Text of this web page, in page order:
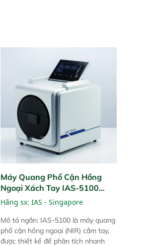
Máy Quang Phổ Cận Hồng
Ngoại Xách Tay IAS-5100
Portable NIR Analyzer
Hãng sx: IAS - Singapore
Mô tả ngắn: IAS-5100 là máy quang
phổ cận hồng ngoại (NIR) cầm tay,
được thiết kế để phân tích nhanh